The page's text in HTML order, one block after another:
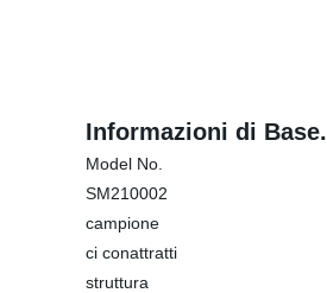
Informazioni di Base.
Model No.
SM210002
campione
ci conattratti
struttura